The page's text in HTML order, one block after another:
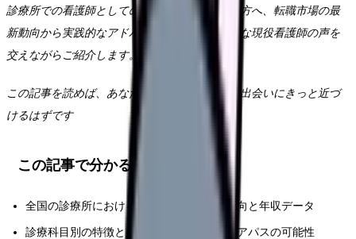
診療所での看護師としてのキャリアをお考えの方へ、転職市場の最
新動向から実践的なアドバイスまで、経験豊富な現役看護師の声を
交えながらご紹介します。
この記事を読めば、あなたに合った診療所との出会いにきっと近づ
けるはずです
この記事で分かること
全国の診療所における看護師求人の最新動向と年収データ
診療科目別の特徴と必要なスキル、キャリアパスの可能性